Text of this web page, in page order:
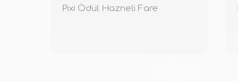
Pixi Ödül Hazneli Fare